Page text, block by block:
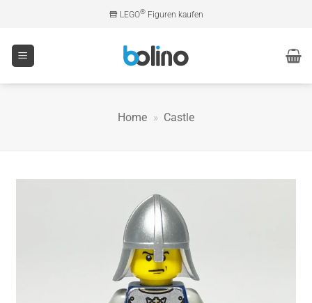
springen
LEGO®Figuren kaufen
Home » Castle